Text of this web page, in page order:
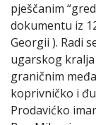
pješčanim
dokumentu iz
Georgii ). Radi
ugarskog kralja
graničnim
koprivničko i
Prodavićko